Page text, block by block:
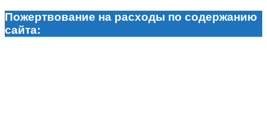
Пожертвование на расходы по содержанию
сайта: